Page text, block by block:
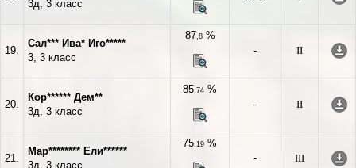
3д, 3 класс
19.
Сал*** Ива* Иго*****
3, 3 класс
87,8%
-
II
20.
Кор****** Дем**
3д, 3 класс
85,74 %
-
II
21.
Мар******** Ели******
3д, 3 класс
75,19 %
-
III